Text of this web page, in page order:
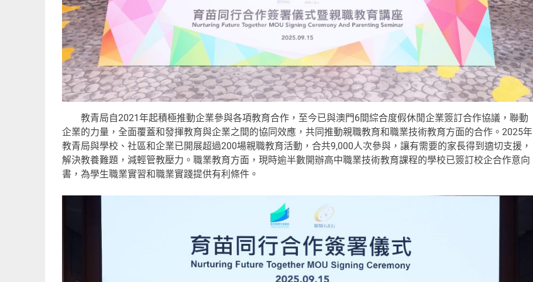
教青局自2021年起積極推動企業參與各項教育合作，至今已與澳門6間綜合度假休閒企業簽訂合作協議，聯動
企業的力量，全面覆蓋和發揮教育與企業之間的協同效應，共同推動親職教育和職業技術教育方面的合作。2025年
教青局與學校、社區和企業已開展超過200場親職教育活動，合共9,000人次參與，讓有需要的家長得到適切支援，
解決教養難題，減輕管教壓力。職業教育方面，現時逾半數開辦高中職業技術教育課程的學校已簽訂校企合作意向
書，為學生職業實習和職業實踐提供有利條件。